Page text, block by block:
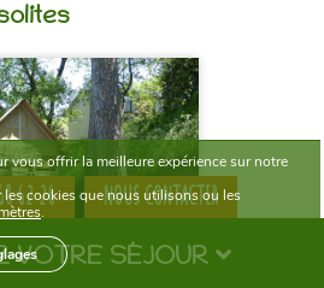
62 26 NOUS CONTACTER
VOTRE SÉJOUR
vous offrir la meilleure expérience sur notre
cookies que nous utilisons ou les
.